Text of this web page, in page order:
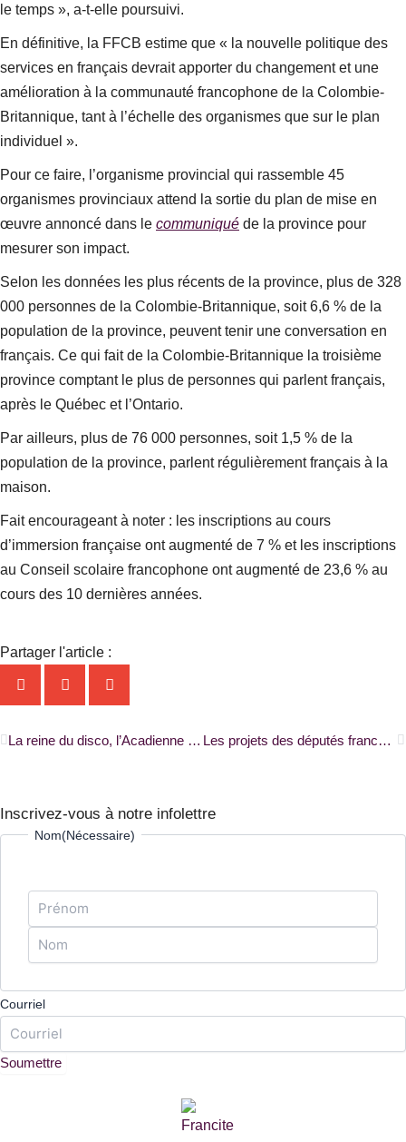
le temps », a-t-elle poursuivi.
En définitive, la FFCB estime que « la nouvelle politique des
services en français devrait apporter du changement et une
amélioration à la communauté francophone de la Colombie-
Britannique, tant à l’échelle des organismes que sur le plan
individuel ».
Pour ce faire, l’organisme provincial qui rassemble 45
organismes provinciaux attend la sortie du plan de mise en
œuvre annoncé dans le communiqué de la province pour
mesurer son impact.
Selon les données les plus récents de la province, plus de 328
000 personnes de la Colombie-Britannique, soit 6,6 % de la
population de la province, peuvent tenir une conversation en
français. Ce qui fait de la Colombie‑Britannique la troisième
province comptant le plus de personnes qui parlent français,
après le Québec et l’Ontario.
Par ailleurs, plus de 76 000 personnes, soit 1,5 % de la
population de la province, parlent régulièrement français à la
maison.
Fait encourageant à noter : les inscriptions au cours
d’immersion française ont augmenté de 7 % et les inscriptions
au Conseil scolaire francophone ont augmenté de 23,6 % au
cours des 10 dernières années.
Partager l'article :
Précédent La reine du disco, l’Acadienne Patsy Gallant, fête ses 70 ans de carrière |RADIO-CANADA| Les projets des députés francophones pour 2024 en Ontario |ONFR+|
Inscrivez-vous à notre infolettre
Nom(Nécessaire)
Prénom
Nom
Courriel